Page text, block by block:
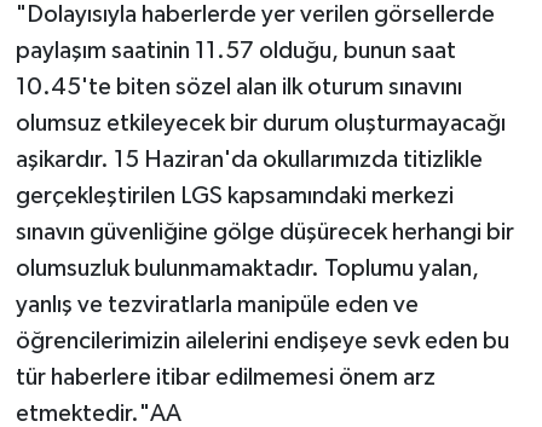
"Dolayısıyla haberlerde yer verilen görsellerde
paylaşım saatinin 11.57 olduğu, bunun saat
10.45'te biten sözel alan ilk oturum sınavını
olumsuz etkileyecek bir durum oluşturmayacağı
aşikardır. 15 Haziran'da okullarımızda titizlikle
gerçekleştirilen LGS kapsamındaki merkezi
sınavın güvenliğine gölge düşürecek herhangi bir
olumsuzluk bulunmamaktadır. Toplumu yalan,
yanlış ve tezviratlarla manipüle eden ve
öğrencilerimizin ailelerini endişeye sevk eden bu
tür haberlere itibar edilmemesi önem arz
etmektedir."AA